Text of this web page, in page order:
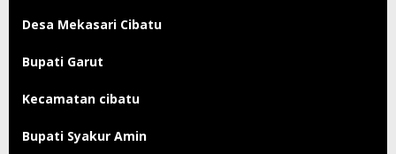
Desa Mekasari Cibatu
Bupati Garut
Kecamatan cibatu
Bupati Syakur Amin